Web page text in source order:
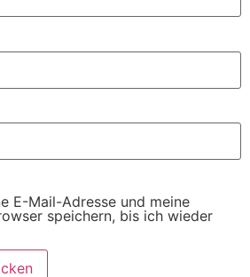
E-Mail-Adresse und meine
speichern, bis ich wieder